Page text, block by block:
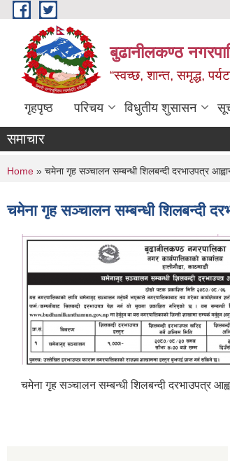
Skip to main content
बुढानीलकण्ठ
“स्वच्छ, शान्त, समृद्ध,
गृहपृष्ठ परिचय विधुतीय शुसासन
समाचार
You are here
Home » चमेना गृह सञ्‍चालन सम्बन्धी शिलबन्दी दरभाउपत्र
चमेना गृह सञ्‍चालन सम्बन्धी शिलबन्दी
चमेना गृह सञ्‍चालन सम्बन्धी शिलबन्दी दरभाउपत्र